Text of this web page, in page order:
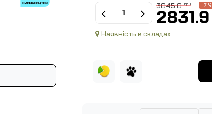
3045.0грн -7 %
2831.9
Наявність в складах